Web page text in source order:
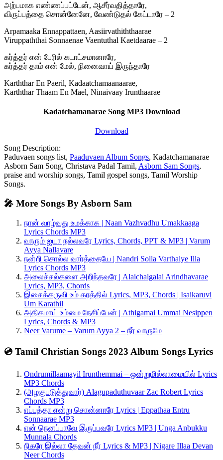
அற்பமாக எண்ணப்பட்டேன், ஆசீர்வதித்தாரே,
விருப்பத்தை சொன்னேனே, வேண்டுதல் கேட்டாரே – 2
Arpamaaka Ennappattaen, Aasiirvathiththaarae
Viruppaththai Sonnaenae Vaentuthal Kaetdaarae – 2
கர்த்தர் என் பேரில் கடாட்சமானாரே,
கர்த்தர் தாம் என் மேல், நினைவாய் இருந்தாரே
Karththar En Paeril, Kadaatchamaanaarae,
Karththar Thaam En Mael, Ninaivaay Irunthaarae
Kadatchamanarae Song MP3 Download
Download
Song Description:
Paduvaen songs list, Paaduvaen Album Songs, Kadatchamanarae
Asborn Sam Song, Christava Padal Tamil, Asborn Sam Songs,
praise and worship songs, Tamil gospel songs, Tamil Worship
Songs.
🎤 More Songs By Asborn Sam
நான் வாழ்வது உமக்காக | Naan Vazhvadhu Umakkaaga
Lyrics Chords MP3
வாரும் ஐயா நல்லவரே Lyrics, Chords, PPT & MP3 | Varum
Ayya Nallavare
நன்றி சொல்ல வார்த்தையே | Nandri Solla Varthaiye Illa
Lyrics Chords MP3
அலைச்சல்களை அறிந்தவரே | Alaichalgalai Arindhavarae
Lyrics, MP3, Chords
இசைக்கருவி உம் கரத்தில் Lyrics, MP3, Chords | Isaikaruvi
Um Karathil
அதிகமாய் உம்மை நேசிப்பேன் | Athigamai Ummai Nesippen
Lyrics, Chords & MP3
Neer Varume – Varum Ayya 2 – நீர் வாருமே
💿 Tamil Christian Songs 2023 Album Songs Lyrics
Ondrumillaamayil Irunthemmai – ஒன்றுமில்லாமையில் Lyrics
MP3 Chords
(அழகுபடுத்துவார்) Alagupaduthuvaar Zac Robert Lyrics
Chords MP3
எப்பத்தா என்று சொன்னாரே Lyrics | Eppathaa Entru
Sonnaarae MP3
என் நெனப்பாவே இருப்பவரே Lyrics MP3 | Unga Anbukku
Munnala Chords
நிகரே இல்லா தேவன் நீர் Lyrics & MP3 | Nigare Illaa Devan
Neer Chords